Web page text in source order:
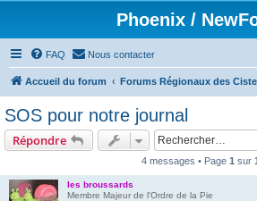
Phoenix /
FAQ Nous contacter
Accueil du forum Forums Régionaux des
SOS pour notre journal
Répondre
4 messages • Page 1 sur
les broussards
Membre Majeur de l'Ordre de la Pie